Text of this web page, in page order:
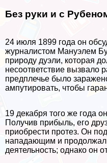
Без руки и с
24 июля 1899 года он
журналистом Мануэлем
природу дуэли, которая
несоответствие вызвало
предплечье было
ампутировать, чтобы
19 декабря того же года
Получив прибыль, его
приобрести протез. Он
нападающим и
деятельность; однако он